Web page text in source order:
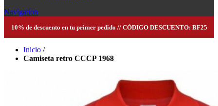
Navigation
10% de descuento en tu primer pedido // CÓDIGO DESCUENTO: BF25
Inicio /
Camiseta retro CCCP 1968